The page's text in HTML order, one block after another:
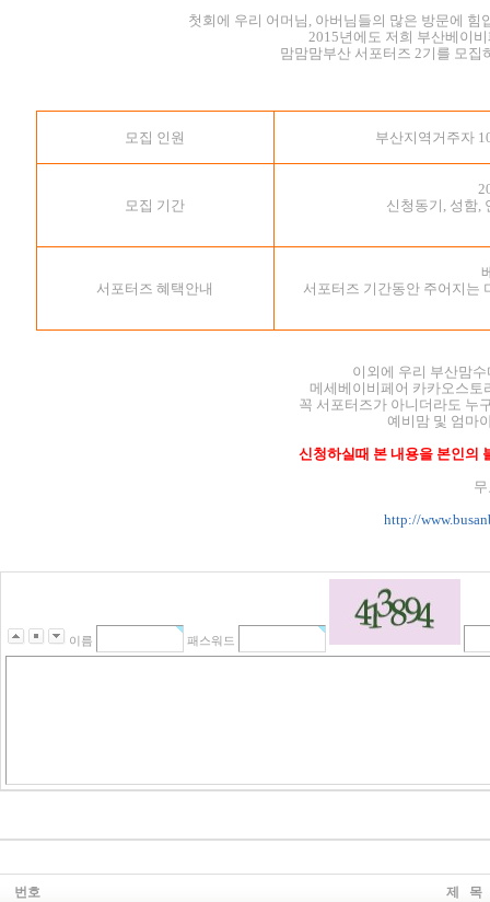
첫회에 우리 어머님, 아버님 들의 많은 방문에 힘
2015년에도 저희 부산베이
맘맘맘부산 서포터즈 2기를 모
모집 인원 부산지역거주자
모집 기간
신청동기, 성함,
서포터즈 혜택안내
서포터즈 기간동안 주어지는
이외에 우리 부산맘
메세베이비페어 카카오스토
꼭 서포터즈가 아니더라도 누
예비맘 및 엄마
신청하실때 본 내용을 본인의
http://
이름 패스워드
번호 제 목